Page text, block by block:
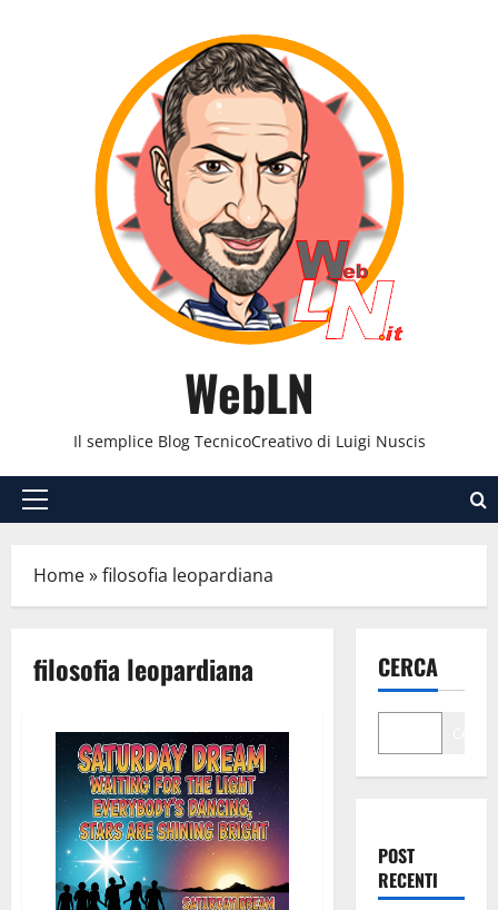
WebLN
Il semplice Blog TecnicoCreativo di Luigi Nuscis
Menu
Home»filosofia leopardiana
filosofia leopardiana CERCA
POST
RECENTI